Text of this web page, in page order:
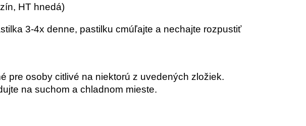
HT hnedá)
3-4x denne, pastilku cmúľajte a nechajte rozpustiť
pre osoby citlivé na niektorú z uvedených zložiek.
na suchom a chladnom mieste.